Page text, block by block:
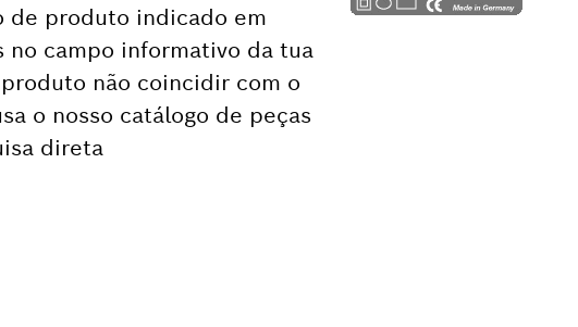
de produto indicado em
no campo informativo da tua
não coincidir com o
o nosso catálogo de peças
direta